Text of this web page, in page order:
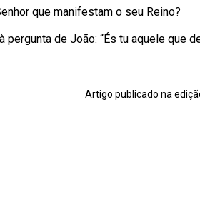
que manifestam o seu Reino?
de João: “És tu aquele que
Artigo publicado na